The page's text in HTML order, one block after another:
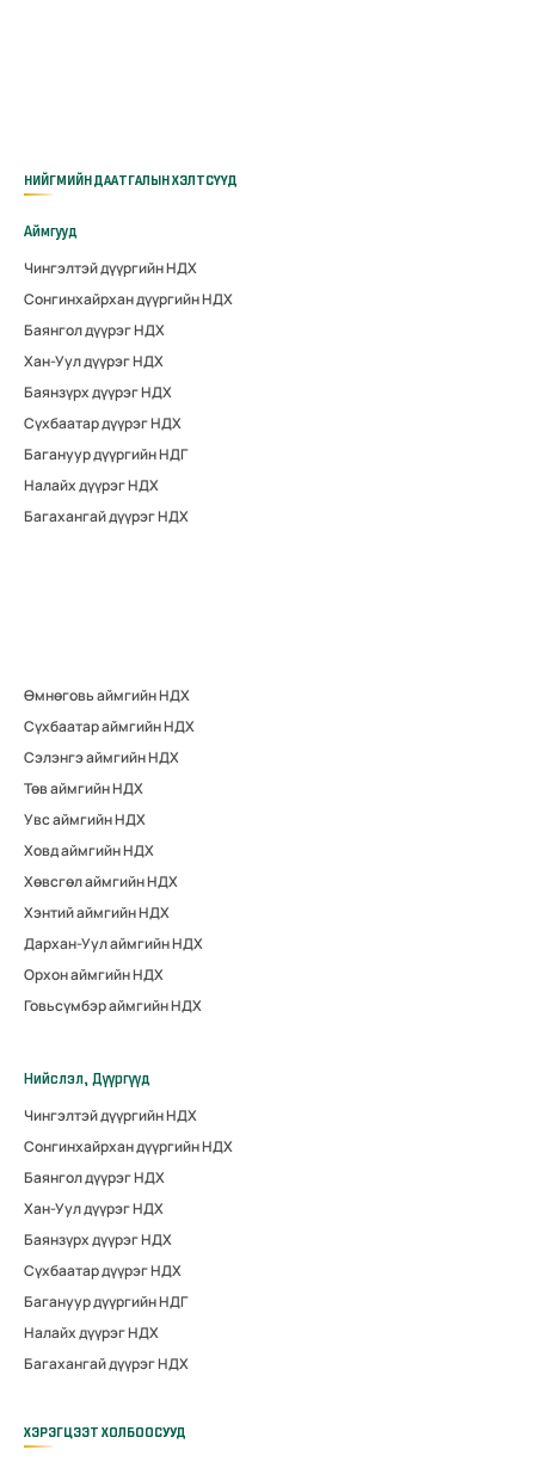
НИЙГМИЙН ДААТГАЛЫН ХЭЛТСҮҮД
Аймгууд
Чингэлтэй дүүргийн НДХ
Сонгинхайрхан дүүргийн НДХ
Баянгол дүүрэг НДХ
Хан-Уул дүүрэг НДХ
Баянзүрх дүүрэг НДХ
Сүхбаатар дүүрэг НДХ
Багануур дүүргийн НДГ
Налайх дүүрэг НДХ
Багахангай дүүрэг НДХ
Өмнөговь аймгийн НДХ
Сүхбаатар аймгийн НДХ
Сэлэнгэ аймгийн НДХ
Төв аймгийн НДХ
Увс аймгийн НДХ
Ховд аймгийн НДХ
Хөвсгөл аймгийн НДХ
Хэнтий аймгийн НДХ
Дархан-Уул аймгийн НДХ
Орхон аймгийн НДХ
Говьсүмбэр аймгийн НДХ
Нийслэл, Дүүргүүд
Чингэлтэй дүүргийн НДХ
Сонгинхайрхан дүүргийн НДХ
Баянгол дүүрэг НДХ
Хан-Уул дүүрэг НДХ
Баянзүрх дүүрэг НДХ
Сүхбаатар дүүрэг НДХ
Багануур дүүргийн НДГ
Налайх дүүрэг НДХ
Багахангай дүүрэг НДХ
ХЭРЭГЦЭЭТ ХОЛБООСУУД